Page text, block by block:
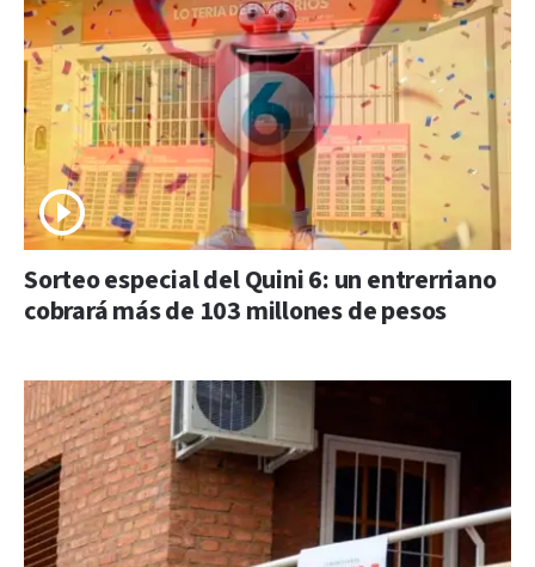
Sorteo especial del Quini 6: un entrerriano
cobrará más de 103 millones de pesos